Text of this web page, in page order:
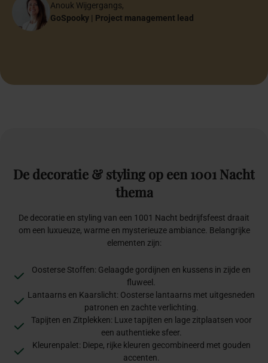
Mounir & Isa
Bruidspaar
Halima Özen-El Hajoui
Anouk Wijgergangs,
GoSpooky | Project management lead
GoSpooky | Sr. Project Manager
Lojain
Papa & Mama
Eventmanager
Anne-Martine Speelman
Founder Anne-Martine Weddings & Events
Founder Bocha Food
Account Schiphol Group
Online strateeg
Founder Flawless Weddings
Mounir & Isa
Bruidspaar
Halima Özen-El Hajoui
De decoratie & styling op een 1001 Nacht
thema
De decoratie en styling van een 1001 Nacht bedrijfsfeest draait
om een luxueuze, warme en mysterieuze ambiance. Belangrijke
elementen zijn:
Oosterse Stoffen: Gelaagde gordijnen en kussens in zijde en
fluweel.
Lantaarns en Kaarslicht: Oosterse lantaarns met uitgesneden
patronen en zachte verlichting.
Tapijten en Zitplekken: Luxe tapijten en lage zitplaatsen voor
een authentieke sfeer.
Kleurenpalet: Diepe, rijke kleuren gecombineerd met gouden
accenten.